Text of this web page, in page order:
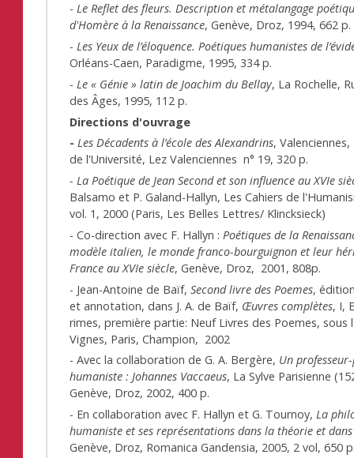
-Le Reflet des fleurs. Description et métalangage
d'Homère à la Renaissance, Genève, Droz, 1994, 662 p.
-Les Yeux de l’éloquence. Poétiques humanistes de
Orléans-Caen, Paradigme, 1995, 334 p.
-Le « Génie » latin de Joachim du Bellay, La Rochelle,
des Âges, 1995, 112 p.
Directions d'ouvrage
-Les Décadents à l’école des Alexandrins, Valenciennes,
de l'Université, Lez Valenciennes n° 19, 320 p.
- La Poétique de Jean Second et son influence au XVIe
Balsamo et P. Galand-Hallyn, Les Cahiers de
vol. 1, 2000 (Paris, Les Belles Lettres/ Klincksieck)
- Co-direction avec F. Hallyn :Poétiques de la
modèle italien, le monde franco-bourguignon et leur
France au XVIe siècle, Genève, Droz, 2001, 808p.
- Jean-Antoine de Baïf,Second livre des Poemes,
et annotation, dans J. A. de Baïf, Œuvres complètes, I,
rimes, première partie: Neuf Livres des Poemes, sous
Vignes, Paris, Champion, 2002
- Avec la collaboration de G. A. Bergère, Un
humaniste : Johannes Vaccaeus, La Sylve Parisienne
Genève, Droz, 2002, 400 p.
- En collaboration avec F. Hallyn et G. Tournoy,La
humaniste et ses représentations dans la théorie et
Genève, Droz, Romanica Gandensia, 2005, 2 vol, 650